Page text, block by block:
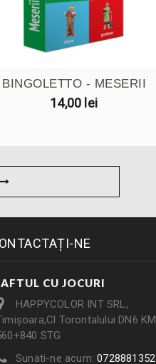
BINGOLETTO - MESERII
14,00 lei
NE
CU JOCURI
HAPPYCOLOR INT SRL,
Torontalului DN6 KM
STG
Sunati-ne acum:0728881352